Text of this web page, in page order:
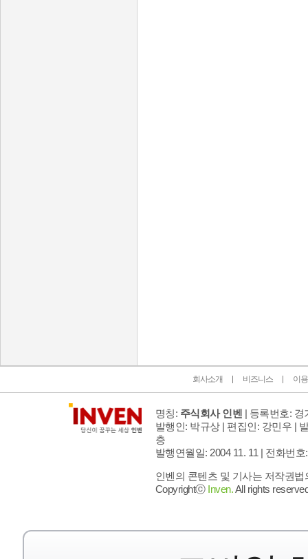
회사소개 비즈니스 이
명칭: 주식회사 인벤 | 등록번호: 경
발행인: 박규상 | 편집인: 강민우 |
층
발행연월일: 2004 11. 11 | 전화번호
인벤의 콘텐츠 및 기사는 저작권
Copyrightⓒ Inven.All rights